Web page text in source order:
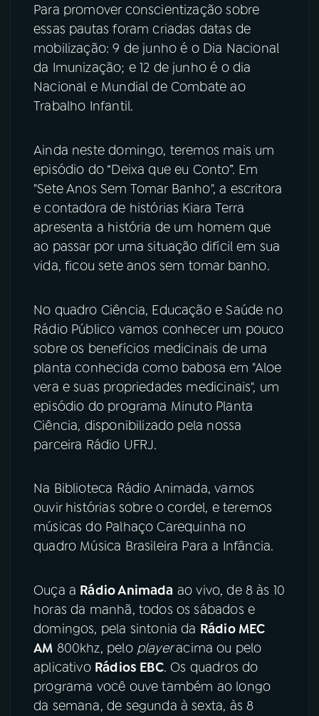
Para promover conscientização sobre
essas pautas foram criadas datas de
mobilização: 9 de junho é o Dia Nacional
da Imunização; e 12 de junho é o dia
Nacional e Mundial de Combate ao
Trabalho Infantil.
Ainda neste domingo, teremos mais um
episódio do “Deixa que eu Conto”. Em
"Sete Anos Sem Tomar Banho", a escritora
e contadora de histórias Kiara Terra
apresenta a história de um homem que
ao passar por uma situação difícil em sua
vida, ficou sete anos sem tomar banho.
No quadro Ciência, Educação e Saúde no
Rádio Público vamos conhecer um pouco
sobre os benefícios medicinais de uma
planta conhecida como babosa em "Aloe
vera e suas propriedades medicinais", um
episódio do programa Minuto Planta
Ciência, disponibilizado pela nossa
parceira Rádio UFRJ.
Na Biblioteca Rádio Animada, vamos
ouvir histórias sobre o cordel, e teremos
músicas do Palhaço Carequinha no
quadro Música Brasileira Para a Infância.
Ouça a Rádio Animada ao vivo, de 8 às 10
horas da manhã, todos os sábados e
domingos, pela sintonia da Rádio MEC
AM 800khz, pelo playeracima ou pelo
aplicativo Rádios EBC. Os quadros do
programa você ouve também ao longo
da semana, de segunda à sexta, às 8